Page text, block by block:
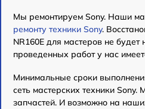
Мы ремонтируем Sony. Наши
ремонту техники Sony.
NR160E для мастеров не
проведенных работ у нас
Минимальные сроки
сеть мастерских техники
запчастей. И возможно на